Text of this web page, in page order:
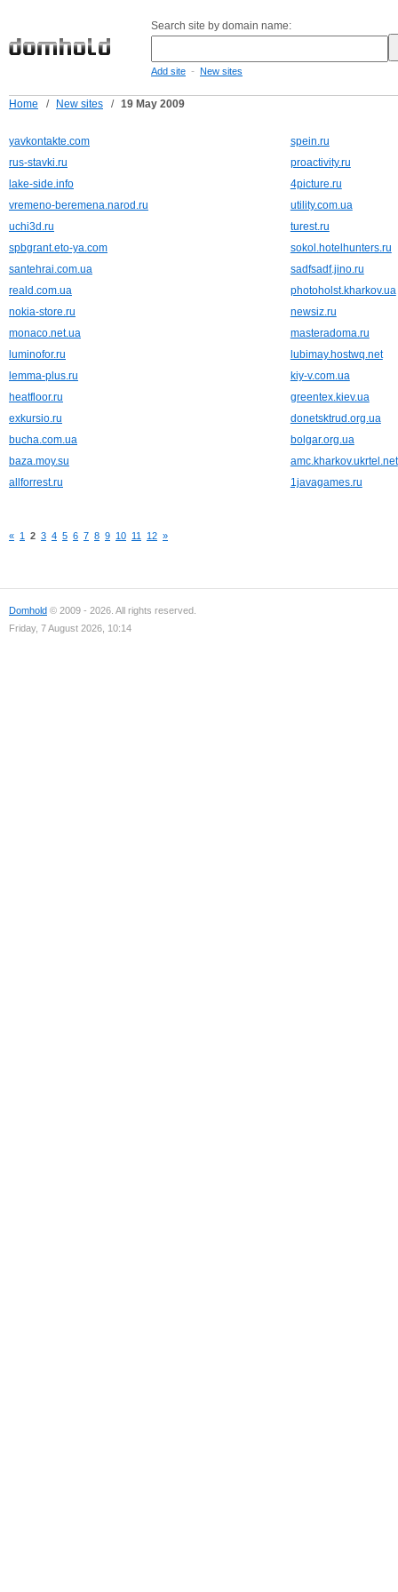
Search site by domain name:
Add site - New sites
Home / New sites / 19 May 2009
yavkontakte.com
spein.ru
rus-stavki.ru
proactivity.ru
lake-side.info
4picture.ru
vremeno-beremena.narod.ru
utility.com.ua
uchi3d.ru
turest.ru
spbgrant.eto-ya.com
sokol.hotelhunters.ru
santehrai.com.ua
sadfsadf.jino.ru
reald.com.ua
photoholst.kharkov.ua
nokia-store.ru
newsiz.ru
monaco.net.ua
masteradoma.ru
luminofor.ru
lubimay.hostwq.net
lemma-plus.ru
kiy-v.com.ua
heatfloor.ru
greentex.kiev.ua
exkursio.ru
donetsktrud.org.ua
bucha.com.ua
bolgar.org.ua
baza.moy.su
amc.kharkov.ukrtel.net
allforrest.ru
1javagames.ru
« 1 2 3 4 5 6 7 8 9 10 11 12 »
Domhold © 2009 - 2026. All rights reserved.
Friday, 7 August 2026, 10:14